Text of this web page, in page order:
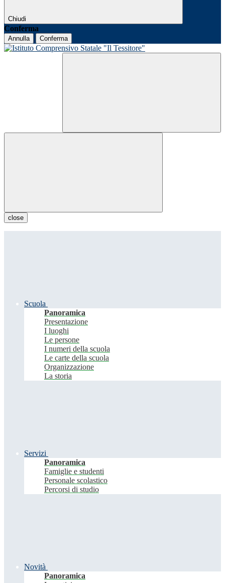
Chiudi
Conferma
Annulla Conferma
close
Scuola
Panoramica
Presentazione
I luoghi
Le persone
I numeri della scuola
Le carte della scuola
Organizzazione
La storia
Servizi
Panoramica
Famiglie e studenti
Personale scolastico
Percorsi di studio
Novità
Panoramica